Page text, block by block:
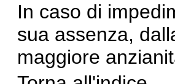
In caso di
sua assenza,
maggiore